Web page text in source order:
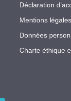
Déclaration
Mentions légales
Données
Charte éthique